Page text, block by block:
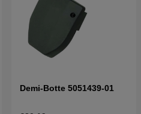
Demi-Botte 5051439-01